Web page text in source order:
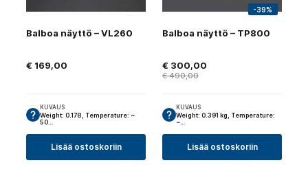
Balboa näyttö – VL260
€ 169,00
KUVAUS
Weight: 0.178, Temperature: ~
50…
Lisää ostoskoriin
-39%
Balboa näyttö – TP800
€490,00
€ 300,00
KUVAUS
Weight: 0.391 kg, Temperature:
~…
Lisää ostoskoriin